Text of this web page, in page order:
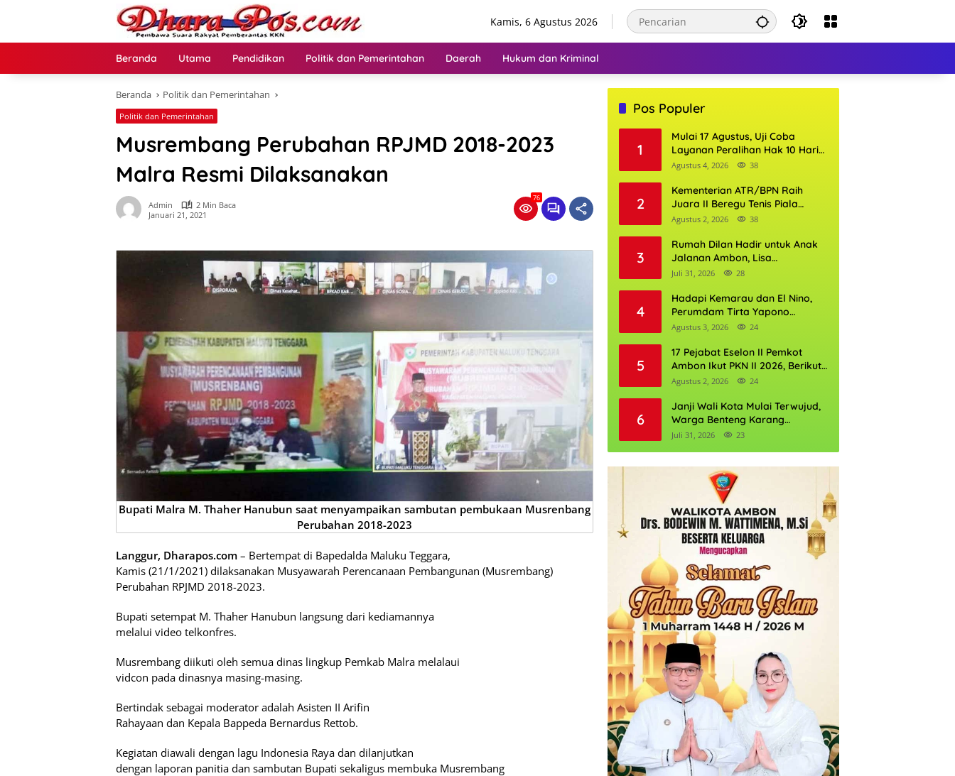
Kamis, 6 Agustus 2026
Beranda Utama Pendidikan Politik dan Pemerintahan Daerah Hukum dan Kriminal
Beranda Politik dan Pemerintahan
Politik dan Pemerintahan
Musrembang Perubahan RPJMD 2018-2023
Malra Resmi Dilaksanakan
Admin
2 Min Baca
Januari 21, 2021
76
Bupati Malra M. Thaher Hanubun saat menyampaikan sambutan pembukaan Musrenbang
Perubahan 2018-2023
Langgur, Dharapos.com – Bertempat di Bapedalda Maluku Teggara,
Kamis (21/1/2021) dilaksanakan Musyawarah Perencanaan Pembangunan (Musrembang)
Perubahan RPJMD 2018-2023.
Bupati setempat M. Thaher Hanubun langsung dari kediamannya
melalui video telkonfres.
Musrembang diikuti oleh semua dinas lingkup Pemkab Malra melalaui
vidcon pada dinasnya masing-masing.
Bertindak sebagai moderator adalah Asisten II Arifin
Rahayaan dan Kepala Bappeda Bernardus Rettob.
Kegiatan diawali dengan lagu Indonesia Raya dan dilanjutkan
dengan laporan panitia dan sambutan Bupati sekaligus membuka Musrembang
Pos Populer
1
Mulai 17 Agustus, Uji Coba
Layanan Peralihan Hak 10 Hari
di 15 Kantor Pertanahan
Agustus 4, 2026 38
2
Kementerian ATR/BPN Raih
Juara II Beregu Tenis Piala
Gubernur DKI Jakarta 2026
Agustus 2, 2026 38
3
Rumah Dilan Hadir untuk Anak
Jalanan Ambon, Lisa
Wattimena: Tak Ada Anak yang
Depannya
Juli 31, 2026 28
4
Hadapi Kemarau dan El Nino,
Perumdam Tirta Yapono
Perkuat Cadangan Air Ambon
Agustus 3, 2026 24
5
17 Pejabat Eselon II Pemkot
Ambon Ikut PKN II 2026, Berikut
Daftarnya
Agustus 2, 2026 24
6
Janji Wali Kota Mulai Terwujud,
Warga Benteng Karang
Ditargetkan Nikmati Air Bersih
Juli 31, 2026 23